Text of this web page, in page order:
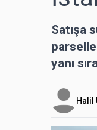
Satışa
yanı
Halil